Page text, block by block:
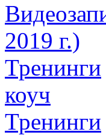
2019 г.)
Тренинги
коуч
Тренинги